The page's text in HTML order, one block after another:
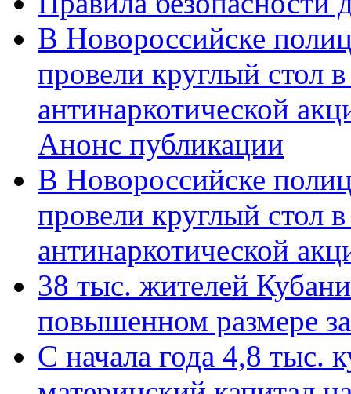
В Новороссийске
провели круглый стол
антинаркотической
Анонс публикации
В Новороссийске
провели круглый стол
антинаркотической
38 тыс. жителей
повышенном размере
С начала года 4,8 тыс.